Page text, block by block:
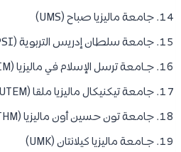
جامعة ماليزيا صباح (UMS)
جامعة سلطان إدريس التربوية (UPSI)
جـامعة ترسل الإسلام في ماليزيا (USIM)
جامعة تيكنيكال ماليزيا ملقا (UTEM)
جامعة تون حسين أون ماليزيا (UTHM)
جـامعة ماليزيا كيلانتان (UMK)